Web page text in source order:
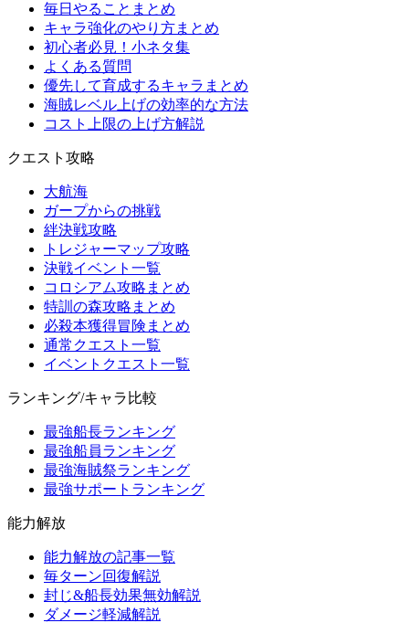
毎日やることまとめ
キャラ強化のやり方まとめ
初心者必見！小ネタ集
よくある質問
優先して育成するキャラまとめ
海賊レベル上げの効率的な方法
コスト上限の上げ方解説
クエスト攻略
大航海
ガープからの挑戦
絆決戦攻略
トレジャーマップ攻略
決戦イベント一覧
コロシアム攻略まとめ
特訓の森攻略まとめ
必殺本獲得冒険まとめ
通常クエスト一覧
イベントクエスト一覧
ランキング/キャラ比較
最強船長ランキング
最強船員ランキング
最強海賊祭ランキング
最強サポートランキング
能力解放
能力解放の記事一覧
毎ターン回復解説
封じ&船長効果無効解説
ダメージ軽減解説